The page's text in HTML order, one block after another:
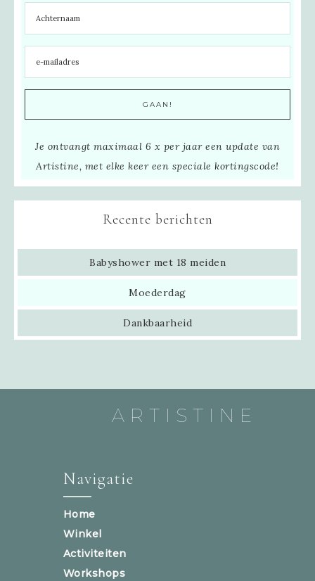
Je ontvangt maximaal 6 x per jaar een update van
Artistine, met elke keer een speciale kortingscode!
Recente berichten
Babyshower met 18 meiden
Moederdag
Dankbaarheid
ARTISTINE
Navigatie
Home
Winkel
Activiteiten
Workshops